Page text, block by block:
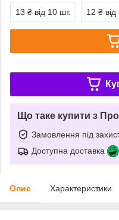
13 ₴ від 10 шт. 12 ₴
Що таке купити з
Замовлення під
Доступна доставка
Опис Характеристики